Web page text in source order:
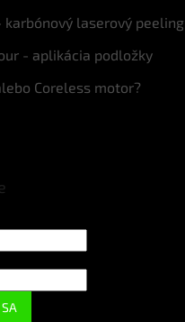
karbónový laserový peeling
- aplikácia podložky
Coreless motor?